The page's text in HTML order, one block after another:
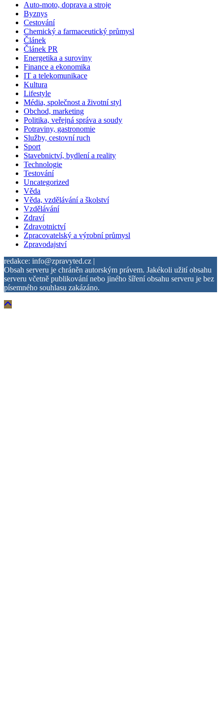
Auto-moto, doprava a stroje
Byznys
Cestování
Chemický a farmaceutický průmysl
Článek
Článek PR
Energetika a suroviny
Finance a ekonomika
IT a telekomunikace
Kultura
Lifestyle
Média, společnost a životní styl
Obchod, marketing
Politika, veřejná správa a soudy
Potraviny, gastronomie
Služby, cestovní ruch
Sport
Stavebnictví, bydlení a reality
Technologie
Testování
Uncategorized
Věda
Věda, vzdělávání a školství
Vzdělávání
Zdraví
Zdravotnictví
Zpracovatelský a výrobní průmysl
Zpravodajství
redakce: info@zpravyted.cz |
Obsah serveru je chráněn autorským právem. Jakékoli užití obsahu
serveru včetně publikování nebo jiného šíření obsahu serveru je bez
písemného souhlasu zakázáno.